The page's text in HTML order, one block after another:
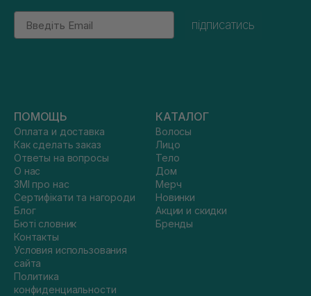
Email
підписатись
ПОМОЩЬ
Оплата и доставка
Как сделать заказ
Ответы на вопросы
О нас
ЗМІ про нас
Сертифікати та нагороди
Блог
Бюті словник
Контакты
Условия использования
сайта
Политика
конфиденциальности
КАТАЛОГ
Волосы
Лицо
Тело
Дом
Мерч
Новинки
Акции и скидки
Бренды